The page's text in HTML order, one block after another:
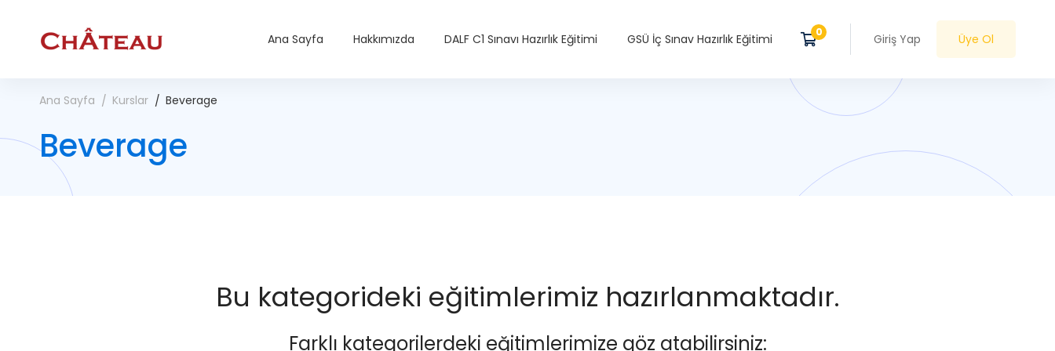
Ana Sayfa Hakkımızda DALF C1 Sınavı Hazırlık Eğitimi GSÜ İç Sınav Hazırlık Eğitimi Giriş Yap Üye Ol
Ana Sayfa Kurslar Beverage
Beverage
Bu kategorideki eğitimlerimiz hazırlanmaktadır.
Farklı kategorilerdeki eğitimlerimize göz atabilirsiniz: